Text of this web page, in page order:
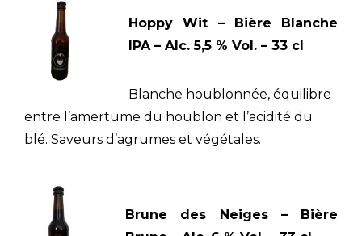
Hoppy Wit – Bière Blanche
IPA – Alc. 5,5 % Vol. – 33 cl
Blanche houblonnée, équilibre
entre l’amertume du houblon et l’acidité du
blé. Saveurs d’agrumes et végétales.
Brune des Neiges – Bière